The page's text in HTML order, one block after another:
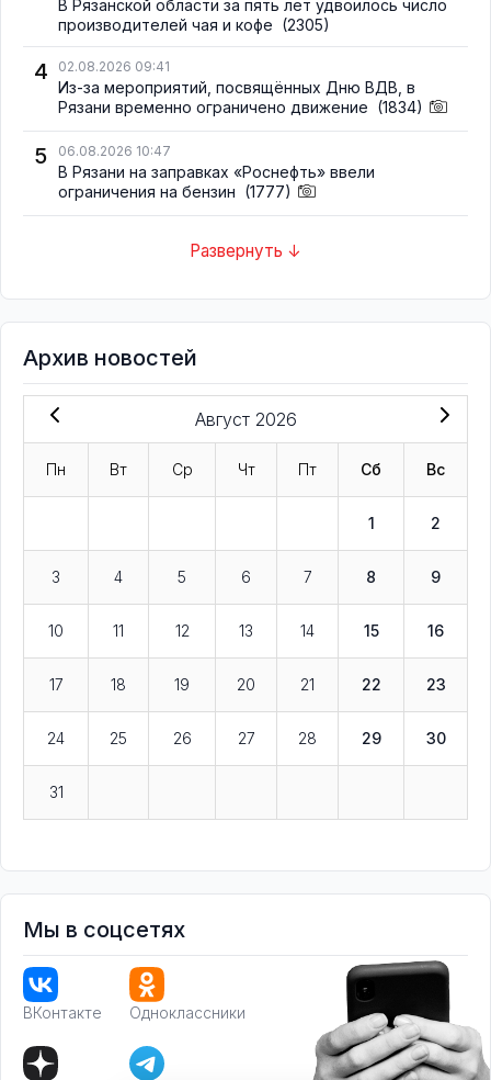
В Рязанской области за пять лет удвоилось число
производителей чая и кофе (2305)
4 02.08.2026 09:41
Из-за мероприятий, посвящённых Дню ВДВ, в
Рязани временно ограничено движение (1834)
5 06.08.2026 10:47
В Рязани на заправках «Роснефть» ввели
ограничения на бензин (1777)
Развернуть ↓
Архив новостей
Август 2026
Пн Вт Ср Чт Пт Сб Вс
1 2
3 4 5 6 7 8 9
10 11 12 13 14 15 16
17 18 19 20 21 22 23
24 25 26 27 28 29 30
31
Мы в соцсетях
ВКонтакте Одноклассники